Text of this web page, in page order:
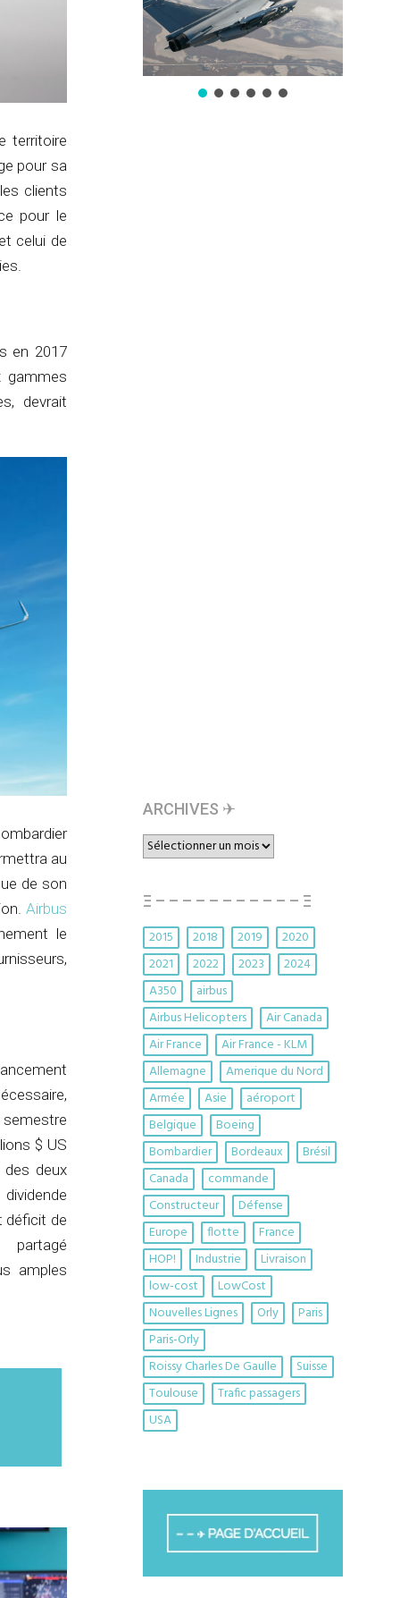
territoire
pour sa
clients
pour le
celui de
en 2017
gammes
devrait
au
de son
Airbus
le
$ US
deux
déficit de
amples
ARCHIVES ✈︎
ARCHIVES
✈︎
Ξ – – – – – – – – – – – Ξ
2015 2018 2019
2020
2021
2022 2023
2024
A350
airbus
Airbus Helicopters
Air Canada
Air France
Air France - KLM
Allemagne
Amerique du Nord
Armée
Asie
aéroport
Belgique
Boeing
Bombardier
Bordeaux
Brésil
Canada
commande
Constructeur
Défense
Europe
flotte
France
HOP!
Industrie
Livraison
low-cost
LowCost
Nouvelles Lignes
Orly
Paris
Paris-Orly
Roissy Charles De Gaulle
Suisse
Toulouse
Trafic passagers
USA